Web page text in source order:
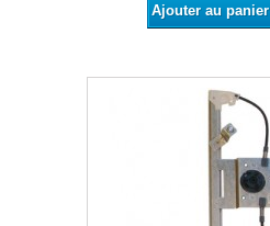
Ajouter au panier